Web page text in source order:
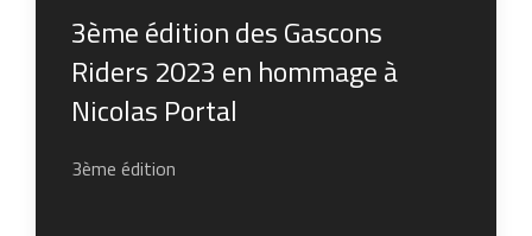
3ème édition des Gascons
Riders 2023 en hommage à
Nicolas Portal
3ème édition